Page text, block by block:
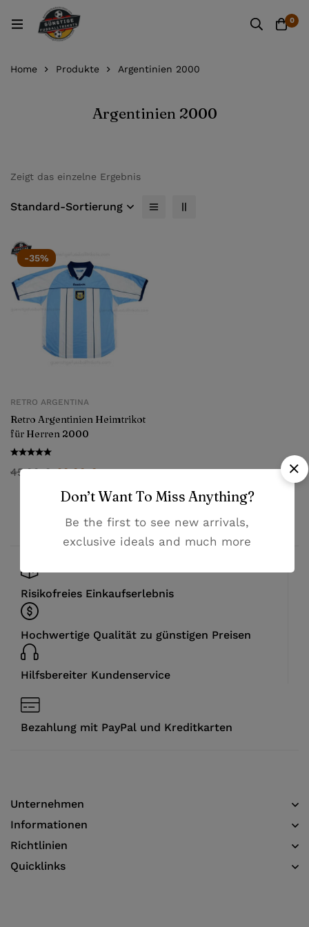
0
Home Produkte Argentinien 2000
Argentinien 2000
Zeigt das einzelne Ergebnis
Standard-Sortierung
-35%
RETRO ARGENTINA
Retro Argentinien Heimtrikot
für Herren 2000
45,99€ 29,99€
Risikofreies Einkaufserlebnis
Hochwertige Qualität zu günstigen Preisen
Hilfsbereiter Kundenservice
Bezahlung mit PayPal und Kreditkarten
Unternehmen
Informationen​
Richtlinien
Quicklinks
Don’t Want To Miss Anything?
Be the first to see new arrivals,
exclusive ideals and much more